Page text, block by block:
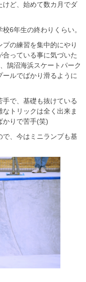
ど、始めて数カ月でダ
6年生の終わりくらい。
の練習を集中的にやり
っている事に気づいた
鵠沼海浜スケートパーク
ルでばかり滑るように
で、基礎も抜けている
トリックは全く出来ま
かりで苦手(笑)
で、今はミニランプも基